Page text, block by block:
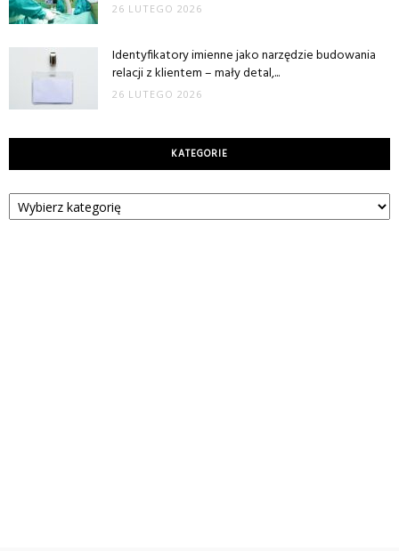
26 LUTEGO 2026
Identyfikatory imienne jako narzędzie budowania
relacji z klientem – mały detal,...
26 LUTEGO 2026
KATEGORIE
Kategorie